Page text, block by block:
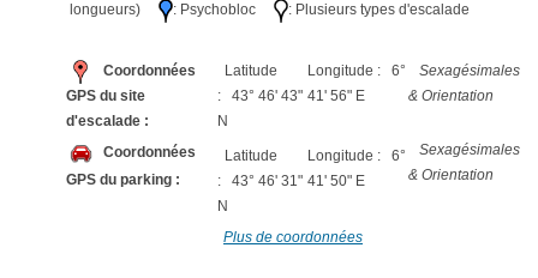
longueurs)
: Psychobloc : Plusieurs types d'escalade
Coordonnées
GPS du site
d'escalade :
Latitude
: 43° 46' 43"
N
Longitude : 6°
41' 56" E
Sexagésimales
& Orientation
Coordonnées
GPS du parking :
Latitude
: 43° 46' 31"
N
Longitude : 6°
41' 50" E
Sexagésimales
& Orientation
Plus de coordonnées